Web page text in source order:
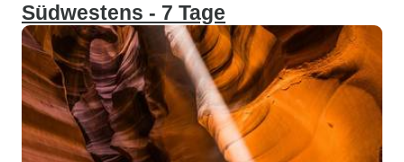
Südwestens - 7 Tage